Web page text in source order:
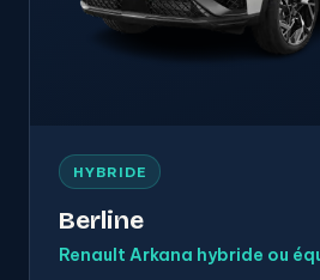
HYBRIDE
Berline
Renault Arkana hybride ou